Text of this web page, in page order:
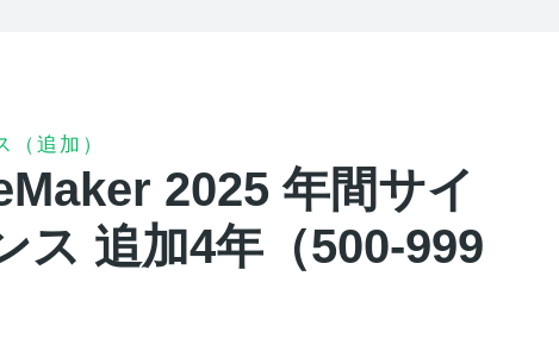
（追加）
2025 年間サイ
ス 追加4年（500-999